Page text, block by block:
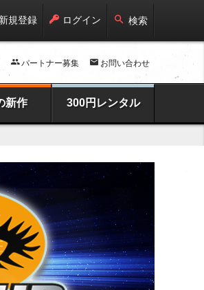
新規登録 ログイン 検索
パートナー募集 お問い合わせ
新作 300円レンタル